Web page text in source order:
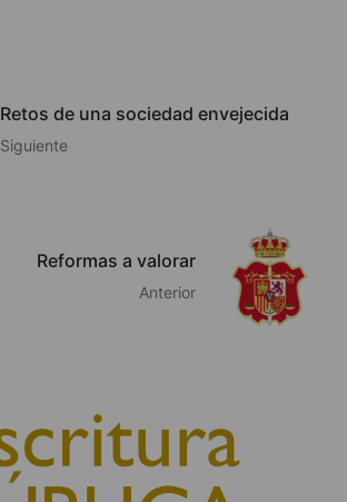
Retos de una sociedad envejecida
Siguiente
Reformas a valorar
Anterior